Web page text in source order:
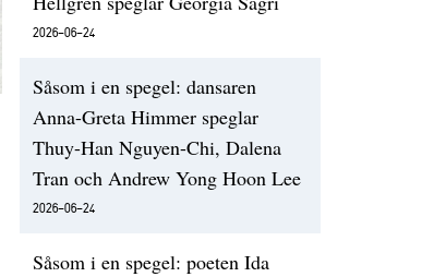
2026-06-24
Såsom i en spegel: dansaren
Anna-Greta Himmer speglar
Thuy-Han Nguyen-Chi, Dalena
Tran och Andrew Yong Hoon Lee
2026-06-24
Såsom i en spegel: poeten Ida